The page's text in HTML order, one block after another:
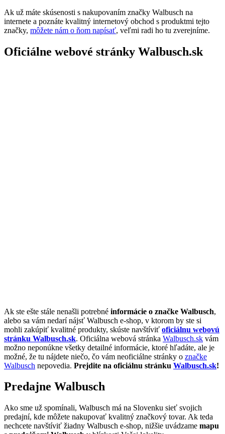
Ak už máte skúsenosti s nakupovaním značky Walbusch na
internete a poznáte kvalitný internetový obchod s produktmi tejto
značky, môžete nám o ňom napísať, veľmi radi ho tu zverejníme.
Oficiálne webové stránky Walbusch.sk
Ak ste ešte stále nenašli potrebné informácie o značke Walbusch,
alebo sa vám nedarí nájsť Walbusch e-shop, v ktorom by ste si
mohli zakúpiť kvalitné produkty, skúste navštíviť oficiálnu webovú
stránku Walbusch.sk. Oficiálna webová stránka Walbusch.sk vám
možno neponúkne všetky detailné informácie, ktoré hľadáte, ale je
možné, že tu nájdete niečo, čo vám neoficiálne stránky o značke
Walbusch nepovedia. Prejdite na oficiálnu stránku Walbusch.sk!
Predajne Walbusch
Ako sme už spomínali, Walbusch má na Slovenku sieť svojich
predajní, kde môžete nakupovať kvalitný značkový tovar. Ak teda
nechcete navštíviť žiadny Walbusch e-shop, nižšie uvádzame mapu